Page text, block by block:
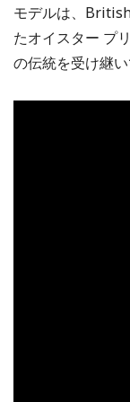
モデルは、
たオイスター プ
の伝統を受け継い